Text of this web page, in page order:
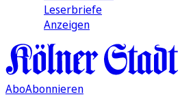
Leserbriefe
Anzeigen
AboAbonnieren